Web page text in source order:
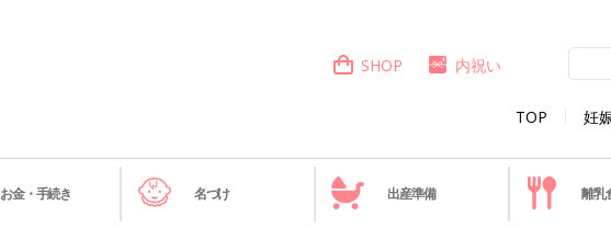
TOP 妊
SHOP 内祝い
お金・手続き 名づけ 出産準備 離乳